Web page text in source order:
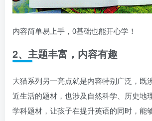
内容简单易上手，0基础也能开心学！
2、主题丰富，内容有趣
大猫系列另一亮点就是内容特别广泛，既
近生活的题材，也涉及自然科学、历史地
学科题材，让孩子在提升英语的同时，能